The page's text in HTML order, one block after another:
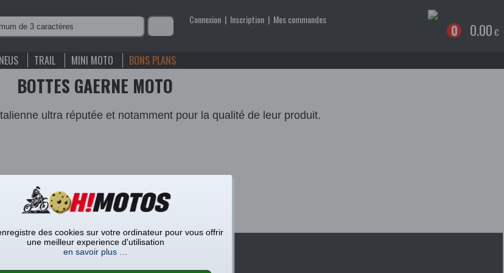
Connexion| Inscription| Mes commandes
0 0.00€
TRAIL MINI MOTO BONS PLANS
BOTTES GAERNE MOTO
ultra réputée et notamment pour la qualité de leur produit.
des cookies sur votre ordinateur pour vous offrir
une meilleur experience d'utilisation
en savoir plus …